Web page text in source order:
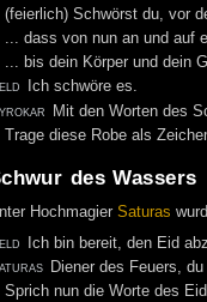
(feierlich) Schwörst du, vor
... dass von nun an und auf
... bis dein Körper und dein
Ich schwöre es.
Mit den Worten des
Trage diese Robe als
des Wassers
Hochmagier Saturas
Ich bin bereit, den Eid
Diener des Feuers,
Sprich nun die Worte des